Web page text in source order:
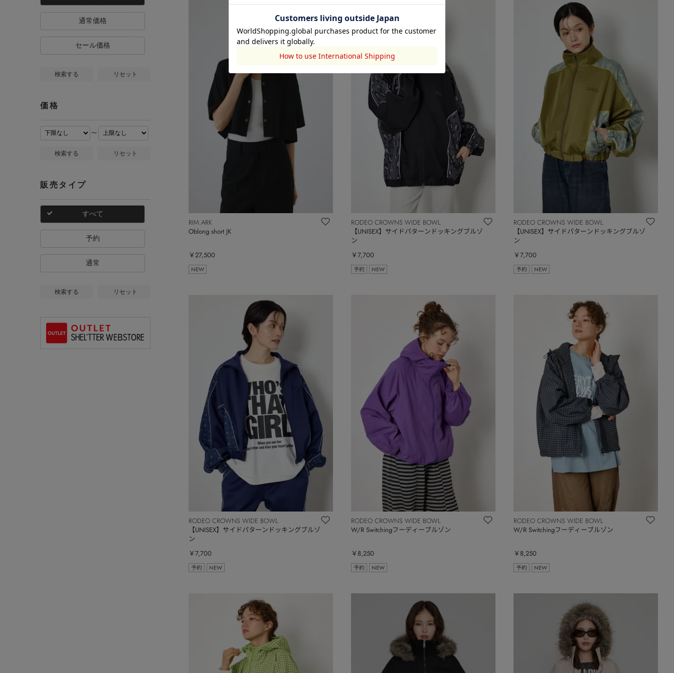
通常価格
セール価格
検索する リセット
価格
～
検索する リセット
販売タイプ
すべて
予約
通常
検索する リセット
RIM.ARK
Oblong short JK
￥27,500
NEW
RODEO CROWNS WIDE BOWL
【UNISEX】サイドパターンドッキングブルゾ
ン
￥7,700
予約 NEW
RODEO CROWNS WIDE BOWL
【UNISEX】サイドパターンドッキングブルゾ
ン
￥7,700
予約 NEW
RODEO CROWNS WIDE BOWL
【UNISEX】サイドパターンドッキングブルゾ
ン
￥7,700
予約 NEW
RODEO CROWNS WIDE BOWL
W/R Switchingフーディーブルゾン
￥8,250
予約 NEW
RODEO CROWNS WIDE BOWL
W/R Switchingフーディーブルゾン
￥8,250
予約 NEW